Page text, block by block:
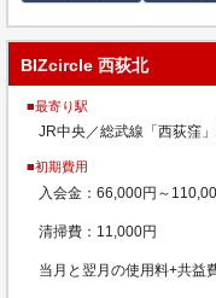
BIZcircle 西荻北
■最寄り駅
JR中央／総武線「西荻窪
■初期費用
入会金：66,000円～
清掃費：11,000円
当月と翌月の使用料+共益